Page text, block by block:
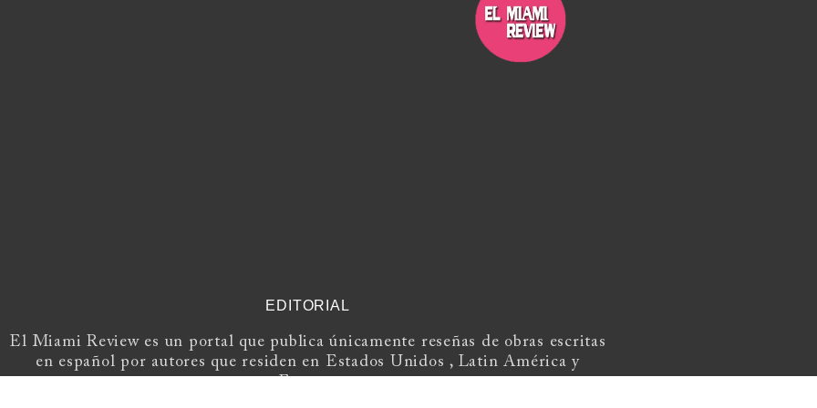
EDITORIAL
El Miami Review es un portal que publica únicamente reseñas de obras escritas
en español por autores que residen en Estados Unidos , Latin América y